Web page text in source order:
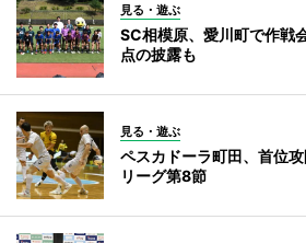
見る・遊ぶ
SC相模原、愛川町で作
点の披露も
見る・遊ぶ
ペスカドーラ町田、首位
リーグ第8節